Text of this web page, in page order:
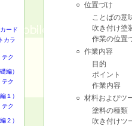
ード
カラ
ク
編）
ク
１）
ク
２）
○ 位置づけ
ことばの意
吹き付け塗
作業の位置
○ 作業内容
目的
ポイント
作業内容
○ 材料およびツ
塗料の種類
吹き付けツ